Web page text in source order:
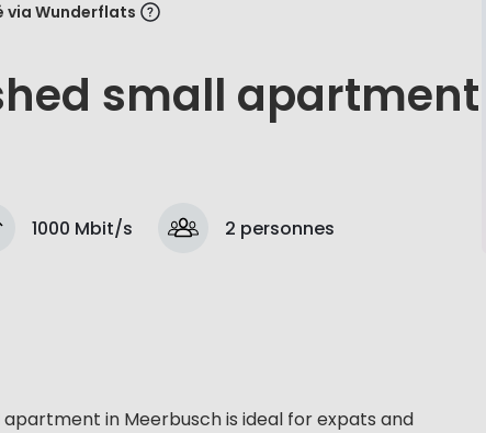
via Wunderflats
small apartment
1000 Mbit/s 2 personnes
in Meerbusch is ideal for expats and